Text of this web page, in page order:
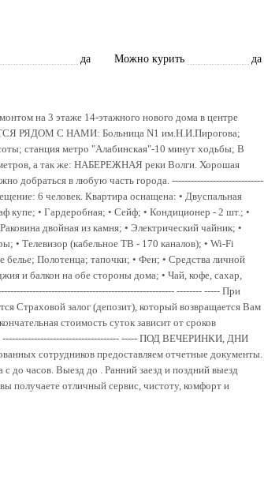
да Можно курить
да
на 3 этаже 14-этажного нового дома в цeнтрe
РЯДОМ С НАМИ: Больница N1 им.Н.И.Пирогова;
станция метро "Алабинская"-10 минут ходьбы; В
а так же: НАБЕРЕЖНАЯ реки Волги. Хорошая
добраться в любую часть города. -----------------------------
6 человек. Квартира оснащена: • Двуспальная
купе; • Гардеробная; • Сейф; • Кондиционер - 2 шт.; •
двойная из камня; • Электрический чайник; •
• Телевизор (кабельное ТВ - 170 каналов); • Wi-Fi
Полотенца; тапочки; • Фен; • Средства личной
и балкон на обе стороны дома; • Чай, кофе, сахар,
-------- ----- При
Страховой залог (депозит), который возвращается Вам
стоимость суток зависит от сроков
------------------------------------- ----- ПОД ВЕЧЕРИНКИ, ДНИ
сотрудников предоставляем отчетные документы.
до часов. Выезд до . Ранний заезд и поздний выезд
получаете отличный сервис, чистоту, комфорт и